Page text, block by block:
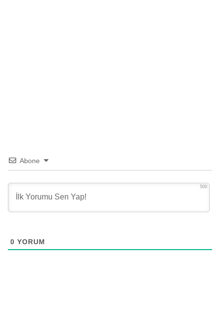
Abone
500
0 YORUM